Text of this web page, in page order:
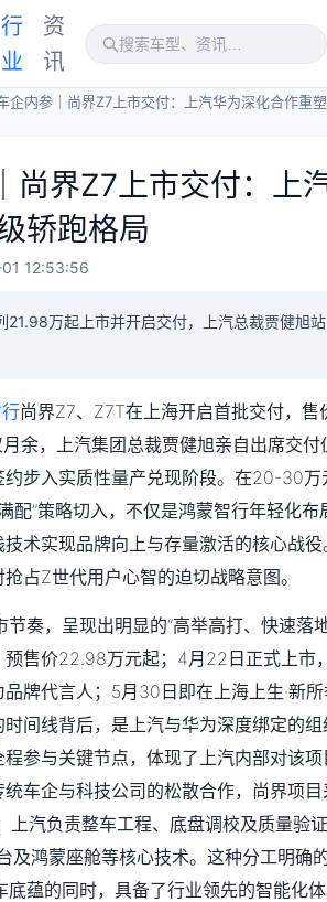
行
业
资
讯
企内参｜尚界Z7上市交付：上汽华为深化合作重塑
尚界Z7上市交付：上
轿跑格局
12:53:56
21.98万起上市并开启交付，上汽总裁贾健旭
尚界Z7、Z7T在上海开启首批交付，
余，上汽集团总裁贾健旭亲自出席交
约步入实质性量产兑现阶段。在20-30
配”策略切入，不仅是鸿蒙智行年轻化
术实现品牌向上与存量激活的核心战
占Z世代用户心智的迫切战略意图。
节奏，呈现出明显的“高举高打、快速落
预售价22.98万元起；4月22日正式上市
牌代言人；5月30日即在上海上生·新
间线背后，是上汽与华为深度绑定的
程参与关键节点，体现了上汽内部对该
车企与科技公司的松散合作，尚界项
上汽负责整车工程、底盘调校及质量验
及鸿蒙座舱等核心技术。这种分工明确
底蕴的同时，具备了行业领先的智能化